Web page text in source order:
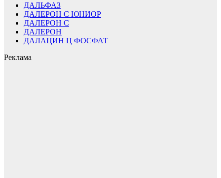
ДАЛЬФАЗ
ДАЛЕРОН С ЮНИОР
ДАЛЕРОН С
ДАЛЕРОН
ДАЛАЦИН Ц ФОСФАТ
Реклама